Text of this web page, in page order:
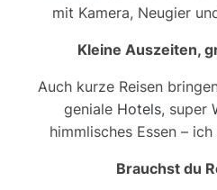
mit Kamera, Neugier
Kleine Auszeiten,
Auch kurze Reisen
geniale Hotels, super
himmlisches Essen –
Brauchst du